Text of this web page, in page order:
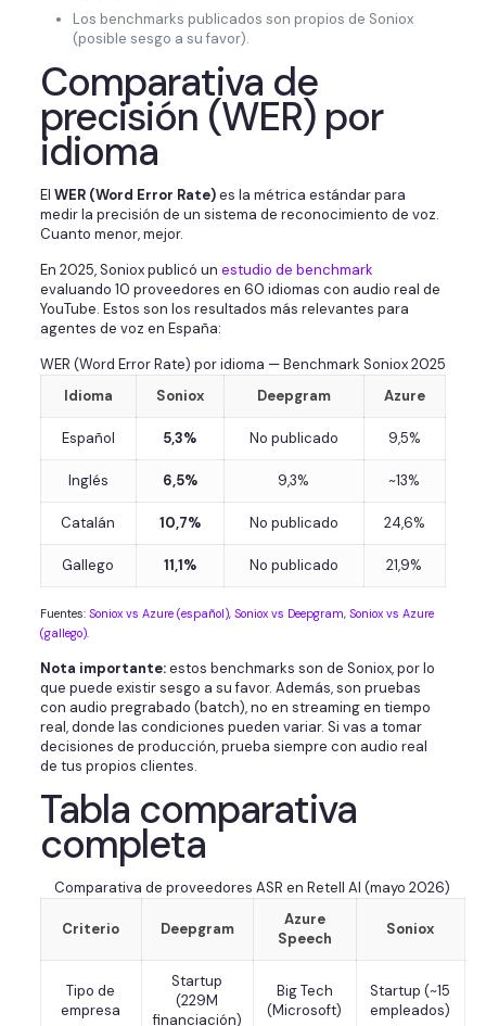
Los benchmarks publicados son propios de Soniox
(posible sesgo a su favor).
Comparativa de
precisión (WER) por
idioma
El WER (Word Error Rate)es la métrica estándar para
medir la precisión de un sistema de reconocimiento de voz.
Cuanto menor, mejor.
En 2025, Soniox publicó un estudio de benchmark
evaluando 10 proveedores en 60 idiomas con audio real de
YouTube. Estos son los resultados más relevantes para
agentes de voz en España:
WER (Word Error Rate) por idioma — Benchmark Soniox 2025
Idioma
Soniox Deepgram Azure
Español 5,3% No publicado 9,5%
Inglés 6,5% 9,3% ~13%
Catalán 10,7% No publicado 24,6%
Gallego 11,1% No publicado 21,9%
Fuentes: Soniox vs Azure (español), Soniox vs Deepgram, Soniox vs Azure
(gallego).
Nota importante:estos benchmarks son de Soniox, por lo
que puede existir sesgo a su favor. Además, son pruebas
con audio pregrabado (batch), no en streaming en tiempo
real, donde las condiciones pueden variar. Si vas a tomar
decisiones de producción, prueba siempre con audio real
de tus propios clientes.
Tabla comparativa
completa
Comparativa de proveedores ASR en Retell AI (mayo 2026)
Criterio Deepgram
Azure
Speech
Soniox
Tipo de
empresa
Startup
(229M
financiación)
Big Tech
(Microsoft)
Startup (~15
empleados)